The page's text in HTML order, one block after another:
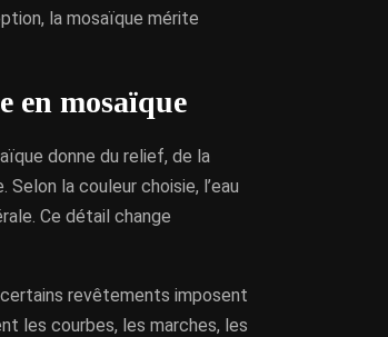
la mosaïque mérite
en mosaïque
donne du relief, de la
la couleur choisie, l’eau
Ce détail change
certains revêtements imposent
les courbes, les marches, les